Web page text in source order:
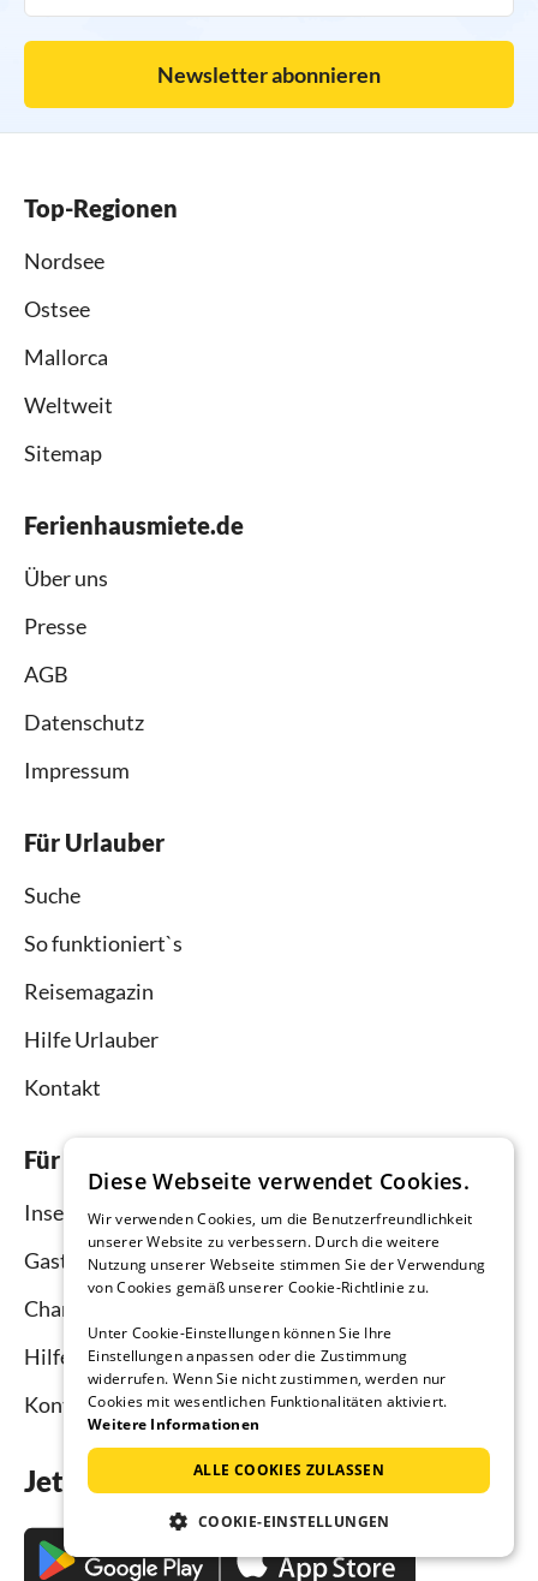
Newsletter abonnieren
Top-Regionen
Nordsee
Ostsee
Mallorca
Weltweit
Sitemap
Ferienhausmiete.de
Über uns
Presse
AGB
Datenschutz
Impressum
Für Urlauber
Suche
So funktioniert`s
Reisemagazin
Hilfe Urlauber
Kontakt
Für Vermieter
Inserieren und vermieten
Gastgebermagazin
Channel Manager
Hilfe Vermieter
Kontakt
Jetzt die App downloaden
Diese Webseite verwendet Cookies.
Wir verwenden Cookies, um die Benutzerfreundlichkeit
unserer Website zu verbessern. Durch die weitere
Nutzung unserer Webseite stimmen Sie der Verwendung
von Cookies gemäß unserer Cookie-Richtlinie zu.
Unter Cookie-Einstellungen können Sie Ihre
Einstellungen anpassen oder die Zustimmung
widerrufen. Wenn Sie nicht zustimmen, werden nur
Cookies mit wesentlichen Funktionalitäten aktiviert.
Weitere Informationen
ALLE COOKIES ZULASSEN
COOKIE-EINSTELLUNGEN